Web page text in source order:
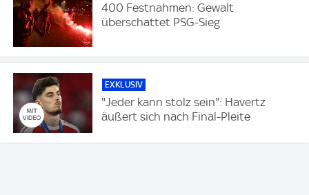
400 Festnahmen: Gewalt
überschattet PSG-Sieg
EXKLUSIV
"Jeder kann stolz sein": Havertz
äußert sich nach Final-Pleite